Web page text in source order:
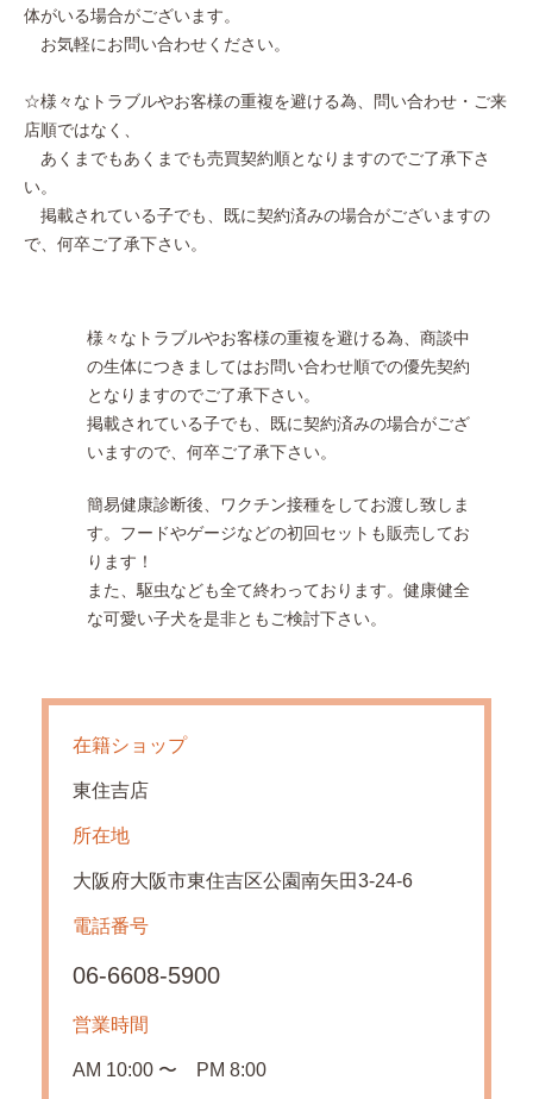
体がいる場合がございます。
お気軽にお問い合わせください。
☆様々なトラブルやお客様の重複を避ける為、問い合わせ・ご来
店順ではなく、
あくまでもあくまでも売買契約順となりますのでご了承下さ
い。
掲載されている子でも、既に契約済みの場合がございますの
で、何卒ご了承下さい。
様々なトラブルやお客様の重複を避ける為、商談中
の生体につきましてはお問い合わせ順での優先契約
となりますのでご了承下さい。
掲載されている子でも、既に契約済みの場合がござ
いますので、何卒ご了承下さい。
簡易健康診断後、ワクチン接種をしてお渡し致しま
す。フードやゲージなどの初回セットも販売してお
ります！
また、駆虫なども全て終わっております。健康健全
な可愛い子犬を是非ともご検討下さい。
在籍ショップ
東住吉店
所在地
大阪府大阪市東住吉区公園南矢田3-24-6
電話番号
06-6608-5900
営業時間
AM 10:00 〜 PM 8:00